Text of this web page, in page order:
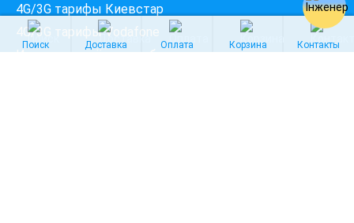
4G/3G тарифы Киевстар
4G/3G тарифы Vodafone
Интернет в сёлах по областям
Поиск Доставка Оплата Корзина Контакты